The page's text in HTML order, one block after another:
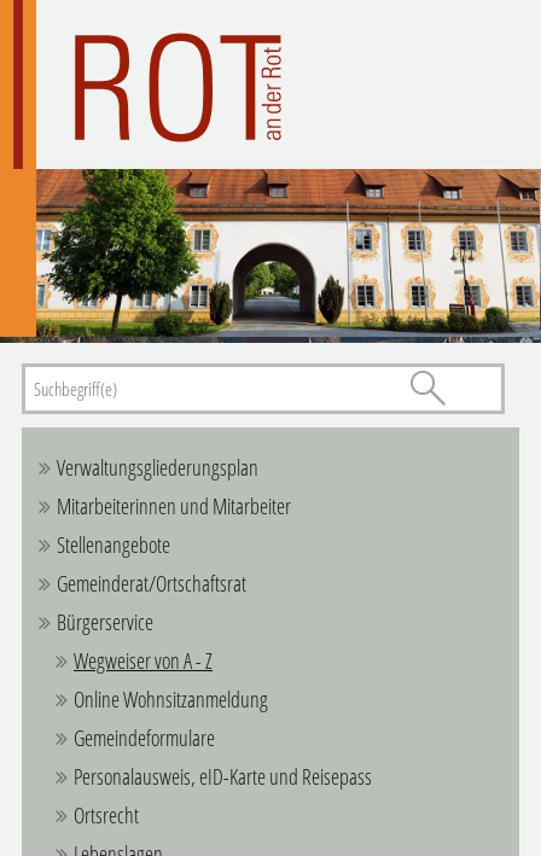
Verwaltungsgliederungsplan
Mitarbeiterinnen und Mitarbeiter
Stellenangebote
Gemeinderat/Ortschaftsrat
Bürgerservice
Wegweiser von A - Z
Online Wohnsitzanmeldung
Gemeindeformulare
Personalausweis, eID-Karte und Reisepass
Ortsrecht